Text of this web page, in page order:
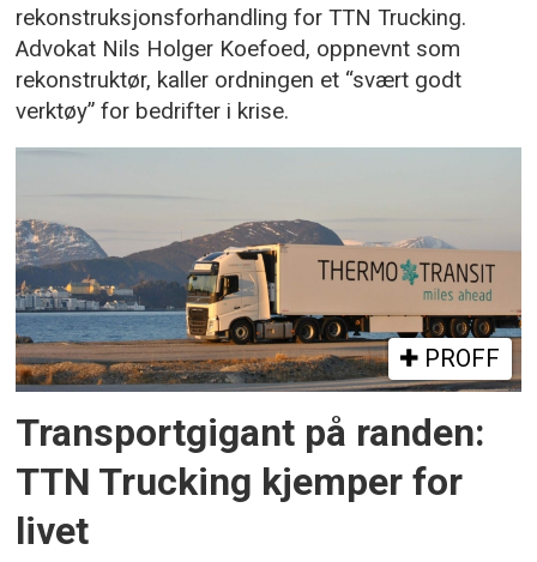
rekonstruksjonsforhandling for TTN Trucking.
Advokat Nils Holger Koefoed, oppnevnt som
rekonstruktør, kaller ordningen et “svært godt
verktøy” for bedrifter i krise.
PROFF
Transportgigant på randen:
TTN Trucking kjemper for
livet